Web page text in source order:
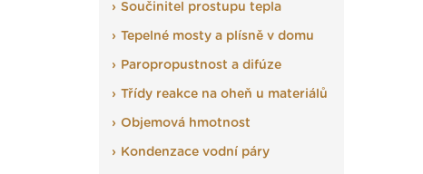
Součinitel prostupu tepla
Tepelné mosty a plísně v domu
Paropropustnost a difúze
Třídy reakce na oheň u materiálů
Objemová hmotnost
Kondenzace vodní páry